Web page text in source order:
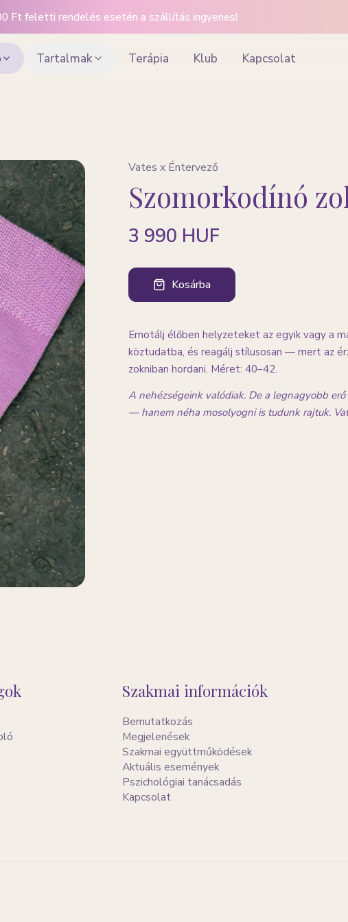
Ft feletti rendelés esetén a szállítás ingyenes!
Tartalmak Terápia Klub Kapcsolat
Vates x Éntervező
Szomorkodínó
3 990 HUF
Kosárba
Emotálj élőben helyzeteket az egyik vagy a
köztudatba, és reagálj stílusosan — mert az
zokniban hordani. Méret: 40–42.
A nehézségeink valódiak. De a legnagyobb
— hanem néha mosolyogni is tudunk rajtuk.
Szakmai információk
Bemutatkozás
Megjelenések
Szakmai együttműködések
Aktuális események
Pszichológiai tanácsadás
Kapcsolat